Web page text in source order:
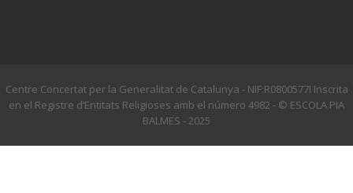
Centre Concertat per la Generalitat de Catalunya - NIF:R0800577I Inscrita
en el Registre d’Entitats Religioses amb el número 4982 - © ESCOLA PIA
BALMES - 2025